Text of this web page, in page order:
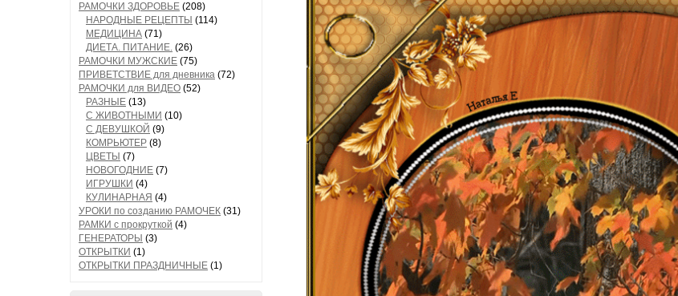
РАМОЧКИ ЗДОРОВЬЕ (208)
НАРОДНЫЕ РЕЦЕПТЫ (114)
МЕДИЦИНА (71)
ДИЕТА. ПИТАНИЕ. (26)
РАМОЧКИ МУЖСКИЕ (75)
ПРИВЕТСТВИЕ для дневника (72)
РАМОЧКИ для ВИДЕО (52)
РАЗНЫЕ (13)
С ЖИВОТНЫМИ (10)
С ДЕВУШКОЙ (9)
КОМРЬЮТЕР (8)
ЦВЕТЫ (7)
НОВОГОДНИЕ (7)
ИГРУШКИ (4)
КУЛИНАРНАЯ (4)
УРОКИ по созданию РАМОЧЕК (31)
РАМКИ с прокруткой (4)
ГЕНЕРАТОРЫ (3)
ОТКРЫТКИ (1)
ОТКРЫТКИ ПРАЗДНИЧНЫЕ (1)